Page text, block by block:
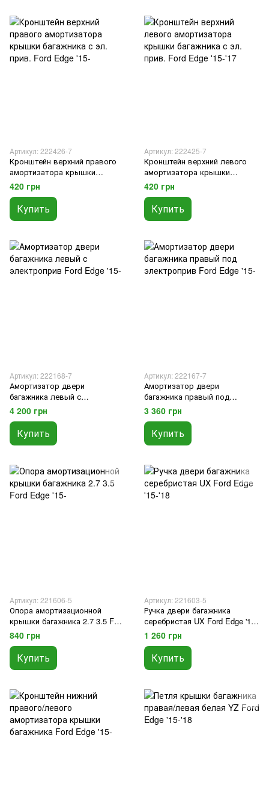
Артикул: 222426-7
Кронштейн верхний правого
амортизатора крышки
багажника с эл. прив. Ford
Edge '15-
420 грн
Купить
Артикул: 222425-7
Кронштейн верхний левого
амортизатора крышки
багажника с эл. прив. Ford
Edge '15-'17
420 грн
Купить
Артикул: 222168-7
Амортизатор двери
багажника левый с
электроприв Ford Edge '15-
4 200 грн
Купить
Артикул: 222167-7
Амортизатор двери
багажника правый под
электроприв Ford Edge '15-
3 360 грн
Купить
Артикул: 221606-5
Опора амортизационной
крышки багажника 2.7 3.5 Ford
Edge '15-
840 грн
Купить
Артикул: 221603-5
Ручка двери багажника
серебристая UX Ford Edge '15-
'18
1 260 грн
Купить